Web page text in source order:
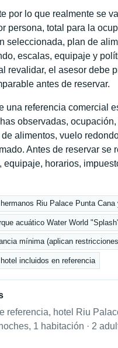
por lo que realmente se
persona, total para la
seleccionada, plan de
escalas, equipaje y
revalidar, el asesor debe
antes de reservar.
una referencia comercial
observadas,
alimentos, vuelo
Antes de reservar se
horarios,
Riu Palace Punta Cana
acuático Water World
mínima (aplican
incluidos en referencia
referencia, hotel Riu
1 habitación · 2